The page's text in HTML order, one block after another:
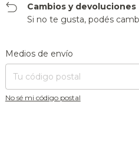
Cambios y devoluciones
Si no te gusta, podés
Entregas para el CP:
Medios de envío
No sé mi código postal